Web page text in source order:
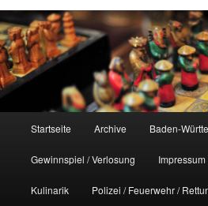
Startseite Archive Baden-
Gewinnspiel / Verlosung Impressum
Kulinarik Polizei / Feuerwehr /